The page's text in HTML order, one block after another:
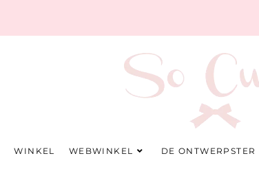
WINKEL WEBWINKEL DE ONTWERPSTER